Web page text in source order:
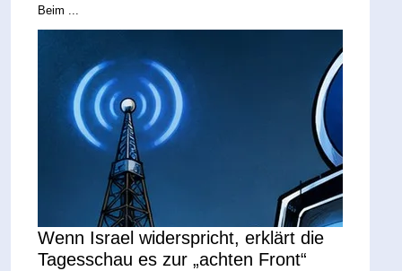
Beim ...
Wenn Israel widerspricht, erklärt die
Tagesschau es zur „achten Front“